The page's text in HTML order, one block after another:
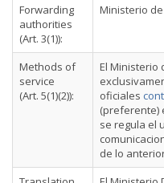
Forwarding
authorities
(Art. 3(1)):
Ministerio
Methods of
service
(Art. 5(1)(2)):
El Ministerio
oficiales
(preferente)
se regula el
de lo